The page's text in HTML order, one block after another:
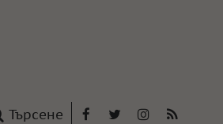
Търсене